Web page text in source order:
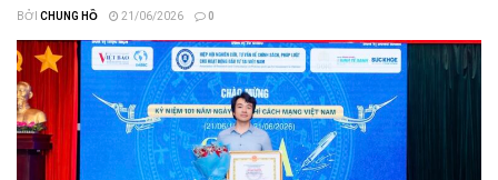
BỞI CHUNG HỒ 21/06/2026 0